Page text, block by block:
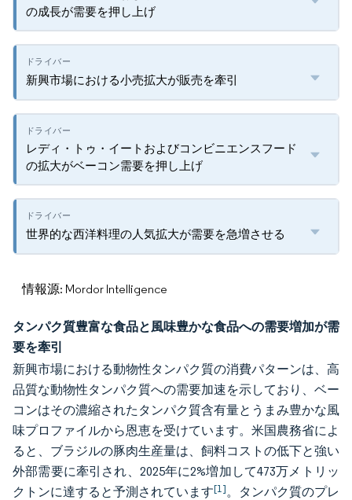
の成長が需要を押し上げ
新興市場における小売拡大が販売を牽引
レディ・トゥ・イートおよびコンビニエンスフード
の拡大がベーコン需要を押し上げ
世界的な西洋料理の人気拡大が需要を急増させる
情報源: Mordor Intelligence
タンパク質豊富な食品と風味豊かな食品への需要増加が需
要を牽引
新興市場における動物性タンパク質の消費パターンは、高
品質な動物性タンパク質への需要加速を示しており、ベー
コンはその濃縮されたタンパク質含有量とうまみ豊かな風
味プロファイルから恩恵を受けています。米国農務省によ
ると、ブラジルの豚肉生産量は、飼料コストの低下と強い
外部需要に牽引され、2025年に2%増加して473万メトリッ
クトンに達すると予測されています[1]。タンパク質のプレ